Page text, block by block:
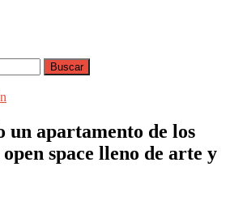
un apartamento de los
space lleno de arte y